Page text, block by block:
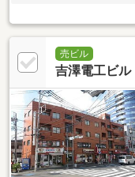
売ビル
吉澤電工ビル